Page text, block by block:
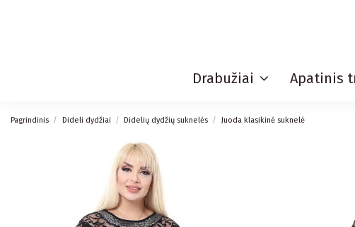
Drabužiai Apatinis
Pagrindinis Dideli dydžiai Didelių dydžių suknelės Juoda klasikinė suknelė